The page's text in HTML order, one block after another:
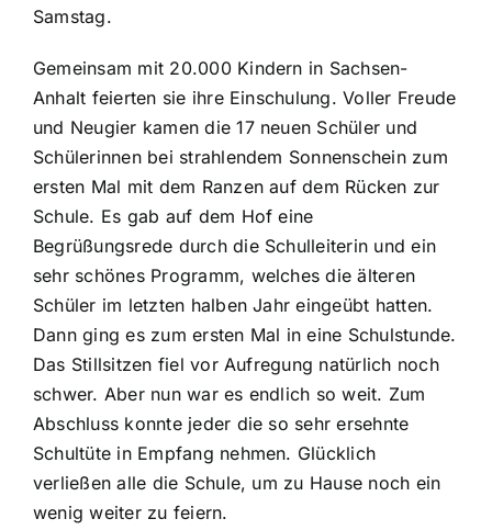
Samstag.
Gemeinsam mit 20.000 Kindern in Sachsen-
Anhalt feierten sie ihre Einschulung. Voller Freude
und Neugier kamen die 17 neuen Schüler und
Schülerinnen bei strahlendem Sonnenschein zum
ersten Mal mit dem Ranzen auf dem Rücken zur
Schule. Es gab auf dem Hof eine
Begrüßungsrede durch die Schulleiterin und ein
sehr schönes Programm, welches die älteren
Schüler im letzten halben Jahr eingeübt hatten.
Dann ging es zum ersten Mal in eine Schulstunde.
Das Stillsitzen fiel vor Aufregung natürlich noch
schwer. Aber nun war es endlich so weit. Zum
Abschluss konnte jeder die so sehr ersehnte
Schultüte in Empfang nehmen. Glücklich
verließen alle die Schule, um zu Hause noch ein
wenig weiter zu feiern.